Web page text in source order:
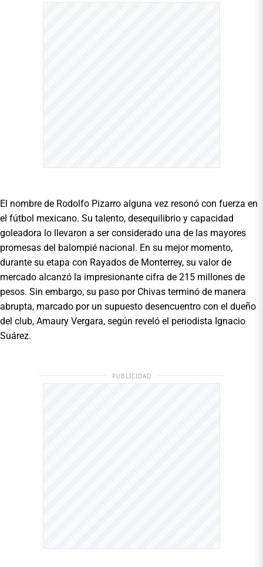
El nombre de Rodolfo Pizarro alguna vez resonó con fuerza en
el fútbol mexicano. Su talento, desequilibrio y capacidad
goleadora lo llevaron a ser considerado una de las mayores
promesas del balompié nacional. En su mejor momento,
durante su etapa con Rayados de Monterrey, su valor de
mercado alcanzó la impresionante cifra de 215 millones de
pesos. Sin embargo, su paso por Chivas terminó de manera
abrupta, marcado por un supuesto desencuentro con el dueño
del club, Amaury Vergara, según reveló el periodista Ignacio
Suárez.
PUBLICIDAD